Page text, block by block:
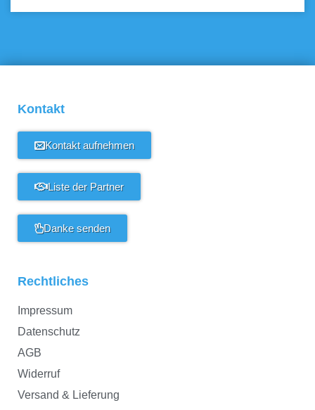
Kontakt
Kontakt aufnehmen
Liste der Partner
Danke senden
Rechtliches
Impressum
Datenschutz
AGB
Widerruf
Versand & Lieferung